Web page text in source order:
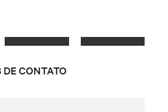
CONTATO